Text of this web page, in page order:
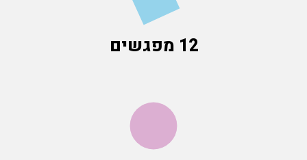
12 מפגשים